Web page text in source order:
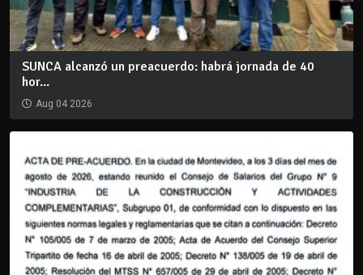
SUNCA alcanzó un preacuerdo: habrá jornada de 40
hor...
Aug 04 2026